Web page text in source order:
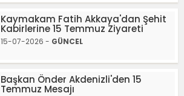
Kaymakam Fatih Akkaya'dan Şehit
Kabirlerine 15 Temmuz Ziyareti
15-07-2026 - GÜNCEL
Başkan Önder Akdenizli'den 15
Temmuz Mesajı